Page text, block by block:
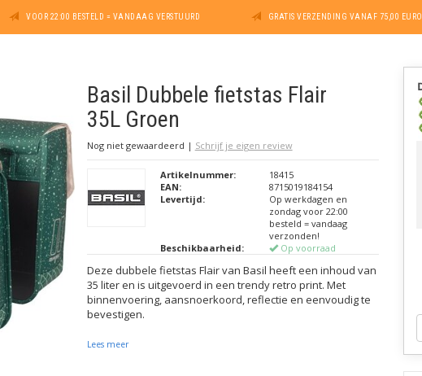
VOOR 22:00 BESTELD = VANDAAG VERSTUURD GRATIS VERZENDING VANAF 75,00 EURO
Basil Dubbele fietstas Flair
35L Groen
Nog niet gewaardeerd | Schrijf je eigen review
Artikelnummer:
18415
EAN:
8715019184154
Levertijd:
Op werkdagen en
zondag voor 22:00
besteld = vandaag
verzonden!
Beschikbaarheid:
Op voorraad
Deze dubbele fietstas Flair van Basil heeft een inhoud van
35 liter en is uitgevoerd in een trendy retro print. Met
binnenvoering, aansnoerkoord, reflectie en eenvoudig te
bevestigen.
Lees meer